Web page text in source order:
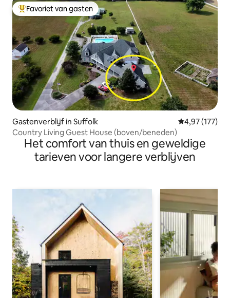
Topfavoriet van gasten
Favoriet van gasten
Gastenverblijf in Suffolk Gemiddelde
4,97 (177)
Country Living Guest House (boven/beneden)
Het comfort van thuis en geweldige
tarieven voor langere verblijven